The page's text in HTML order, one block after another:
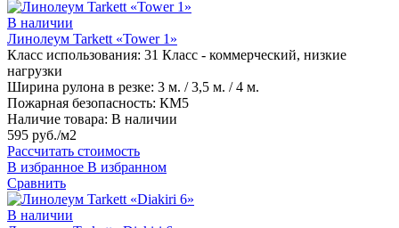
В наличии
Линолеум Tarkett «Tower 1»
Класс использования: 31 Класс - коммерческий, низкие
нагрузки
Ширина рулона в резке: 3 м. / 3,5 м. / 4 м.
Пожарная безопасность: КМ5
Наличие товара: В наличии
595 руб./м2
Рассчитать стоимость
В избранное В избранном
Сравнить
В наличии